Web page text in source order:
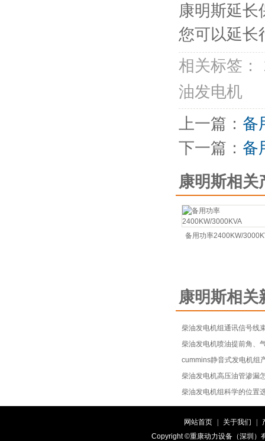
康明斯延
您可以延长
相关标签：
油发电机
上一篇： 备
下一篇： 备
康明斯相关
备用功率2400KW/
康明斯相关
柴油发电机组通讯信号线
柴油发电机喷油提前角、
cummins静音式发电机组
柴油发电机高压油管渗漏
柴油发电机组科学的位置
网站首页 关于我们
Copyright ©重康动力设备（深圳